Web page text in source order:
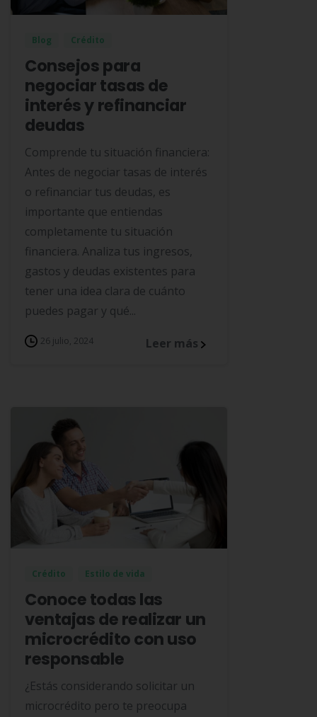
Blog Crédito
Consejos para
negociar tasas de
interés y refinanciar
deudas
Comprende tu situación financiera:
Antes de negociar tasas de interés
o refinanciar tus deudas, es
importante que entiendas
completamente tu situación
financiera. Analiza tus ingresos,
gastos y deudas existentes para
tener una idea clara de cuánto
puedes pagar y qué...
26 julio, 2024 Leer más
Crédito Estilo de vida
Conoce todas las
ventajas de realizar un
microcrédito con uso
responsable
¿Estás considerando solicitar un
microcrédito pero te preocupa